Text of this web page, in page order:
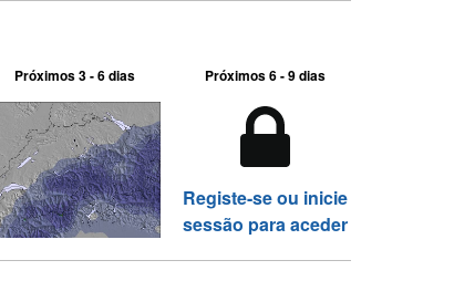
Próximos 3 - 6 dias Próximos 6 - 9 dias
Registe-se ou inicie
sessão para aceder